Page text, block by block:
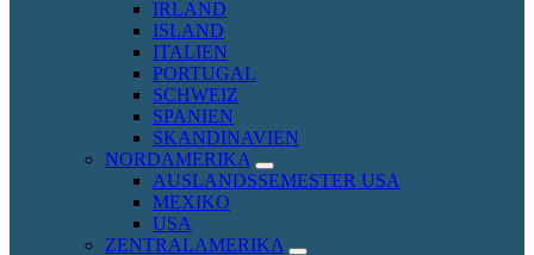
menu
IRLAND
ISLAND
ITALIEN
PORTUGAL
SCHWEIZ
SPANIEN
SKANDINAVIEN
NORDAMERIKA
expand
child
AUSLANDSSEMESTER USA
MEXIKO
USA
ZENTRALAMERIKA